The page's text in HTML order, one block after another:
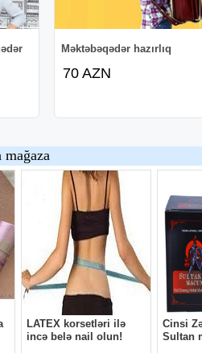
Məktəbəqədər hazırlıq
70 AZN